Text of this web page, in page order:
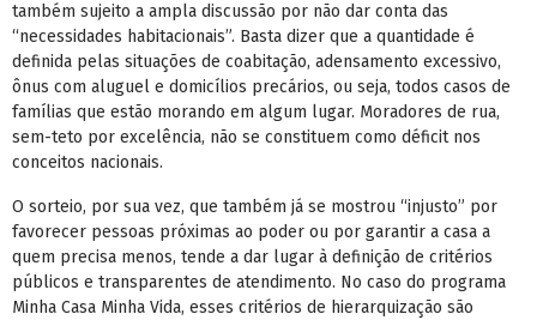
também sujeito a ampla discussão por não dar conta das
“necessidades habitacionais”. Basta dizer que a quantidade é
definida pelas situações de coabitação, adensamento excessivo,
ônus com aluguel e domicílios precários, ou seja, todos casos de
famílias que estão morando em algum lugar. Moradores de rua,
sem-teto por excelência, não se constituem como déficit nos
conceitos nacionais.
O sorteio, por sua vez, que também já se mostrou “injusto” por
favorecer pessoas próximas ao poder ou por garantir a casa a
quem precisa menos, tende a dar lugar à definição de critérios
públicos e transparentes de atendimento. No caso do programa
Minha Casa Minha Vida, esses critérios de hierarquização são